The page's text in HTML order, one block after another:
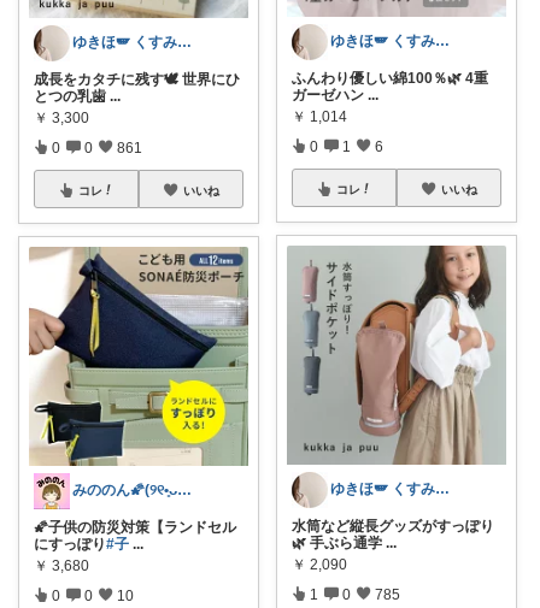
ゆきほ🪽 くすみカラー×小学生ママ
成長をカタチに残す🕊️ 世界にひ
とつの乳歯 ...
￥ 3,300
0 0 861
コレ いいね
みののん🌠(୨୧•͈ᴗ•͈)感謝♡
🌠子供の防災対策【ランドセル
にすっぽり#子 ...
￥ 3,680
0 0 10
ゆきほ🪽 くすみカラー×小学生ママ
ふんわり優しい綿100％🌿 4重
ガーゼハン ...
￥ 1,014
0 1 6
コレ いいね
ゆきほ🪽 くすみカラー×小学生ママ
水筒など縦長グッズがすっぽり
🌿 手ぶら通学 ...
￥ 2,090
1 0 785